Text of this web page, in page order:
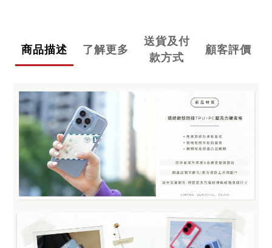
商品描述 了解更多
送貨及付
款方式
顧客評價